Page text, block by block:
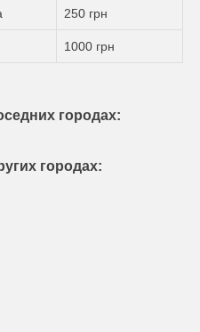
250 грн
1000 грн
городах:
городах: